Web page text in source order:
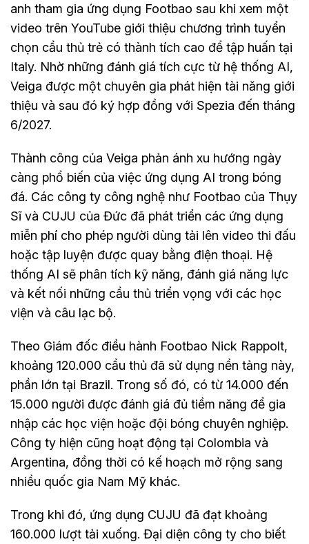
anh tham gia ứng dụng Footbao sau khi xem một
video trên YouTube giới thiệu chương trình tuyển
chọn cầu thủ trẻ có thành tích cao để tập huấn tại
Italy. Nhờ những đánh giá tích cực từ hệ thống AI,
Veiga được một chuyên gia phát hiện tài năng giới
thiệu và sau đó ký hợp đồng với Spezia đến tháng
6/2027.
Thành công của Veiga phản ánh xu hướng ngày
càng phổ biến của việc ứng dụng AI trong bóng
đá. Các công ty công nghệ như Footbao của Thụy
Sĩ và CUJU của Đức đã phát triển các ứng dụng
miễn phí cho phép người dùng tải lên video thi đấu
hoặc tập luyện được quay bằng điện thoại. Hệ
thống AI sẽ phân tích kỹ năng, đánh giá năng lực
và kết nối những cầu thủ triển vọng với các học
viện và câu lạc bộ.
Theo Giám đốc điều hành Footbao Nick Rappolt,
khoảng 120.000 cầu thủ đã sử dụng nền tảng này,
phần lớn tại Brazil. Trong số đó, có từ 14.000 đến
15.000 người được đánh giá đủ tiềm năng để gia
nhập các học viện hoặc đội bóng chuyên nghiệp.
Công ty hiện cũng hoạt động tại Colombia và
Argentina, đồng thời có kế hoạch mở rộng sang
nhiều quốc gia Nam Mỹ khác.
Trong khi đó, ứng dụng CUJU đã đạt khoảng
160.000 lượt tải xuống. Đại diện công ty cho biết